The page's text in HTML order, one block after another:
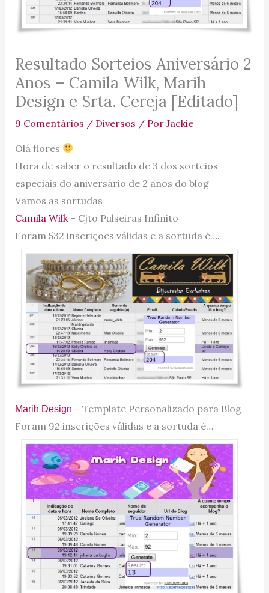
Resultado Sorteios Aniversário 2
Anos – Camila Wilk, Marih
Design e Srta. Cereja [Editado]
9 Comentários / Diversos / Por Jackie
Olá flores
Hora de saber o resultado de 3 dos sorteios
especiais do aniversário de 2 anos do blog
Vamos as sortudas
Camila Wilk– Cjto Pulseiras Infinito
Foram 532 inscrições válidas e a sortuda é….
Marih Design – Template Personalizado para Blog
Foram 92 inscrições válidas e a sortuda é…